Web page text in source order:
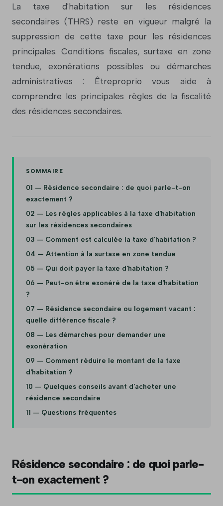
La taxe d'habitation sur les résidences
secondaires (THRS) reste en vigueur malgré la
suppression de cette taxe pour les résidences
principales. Conditions fiscales, surtaxe en zone
tendue, exonérations possibles ou démarches
administratives : Êtreproprio vous aide à
comprendre les principales règles de la fiscalité
des résidences secondaires.
SOMMAIRE
01 — Résidence secondaire : de quoi parle-t-on
exactement ?
02 — Les règles applicables à la taxe d'habitation
sur les résidences secondaires
03 — Comment est calculée la taxe d'habitation ?
04 — Attention à la surtaxe en zone tendue
05 — Qui doit payer la taxe d'habitation ?
06 — Peut-on être exonéré de la taxe d'habitation
?
07 — Résidence secondaire ou logement vacant :
quelle différence fiscale ?
08 — Les démarches pour demander une
exonération
09 — Comment réduire le montant de la taxe
d'habitation ?
10 — Quelques conseils avant d'acheter une
résidence secondaire
11 — Questions fréquentes
Résidence secondaire : de quoi parle-
t-on exactement ?